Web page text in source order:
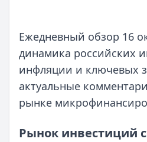
Ежедневный обзор 16
динамика российских
инфляции и ключевых
актуальные
рынке
Рынок инвестиций